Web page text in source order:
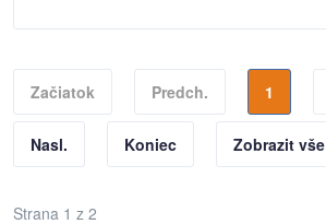
Začiatok Predch. 1
Nasl. Koniec Zobrazit vše
Strana 1 z 2